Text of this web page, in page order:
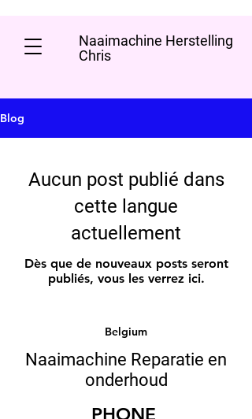
Naaimachine Herstelling
Chris
Blog
Aucun post publié dans
cette langue
actuellement
Dès que de nouveaux posts seront
publiés, vous les verrez ici.
Belgium
Naaimachine Reparatie en
onderhoud
PHONE